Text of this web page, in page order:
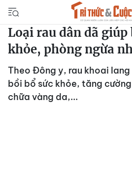
Loại rau dân dã giúp
khỏe, phòng ngừa
Theo Đông y, rau khoai
bồi bổ sức khỏe, tăng
chữa vàng da,...